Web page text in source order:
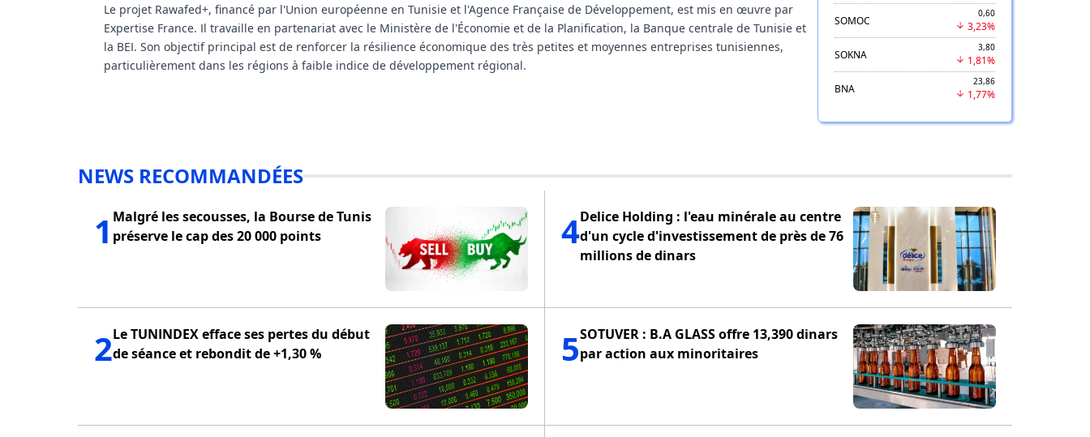
Le projet Rawafed+, financé par l'Union européenne en Tunisie et l'Agence Française de Développement, est mis en œuvre par
Expertise France. Il travaille en partenariat avec le Ministère de l'Économie et de la Planification, la Banque centrale de Tunisie et
la BEI. Son objectif principal est de renforcer la résilience économique des très petites et moyennes entreprises tunisiennes,
particulièrement dans les régions à faible indice de développement régional.
SOMOC
0,60
3,23%
SOKNA
3,80
1,81%
BNA
23,86
1,77%
NEWS RECOMMANDÉES
1 Malgré les secousses, la Bourse de Tunis
préserve le cap des 20 000 points
2Le TUNINDEX efface ses pertes du début
de séance et rebondit de +1,30 %
4Delice Holding : l'eau minérale au centre
d'un cycle d'investissement de près de 76
millions de dinars
5SOTUVER : B.A GLASS offre 13,390 dinars
par action aux minoritaires